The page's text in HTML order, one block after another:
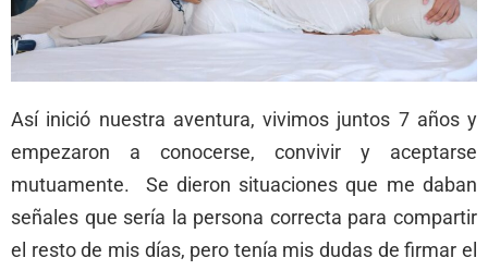
Así inició nuestra aventura, vivimos juntos 7 años y
empezaron a conocerse, convivir y aceptarse
mutuamente. Se dieron situaciones que me daban
señales que sería la persona correcta para compartir
el resto de mis días, pero tenía mis dudas de firmar el